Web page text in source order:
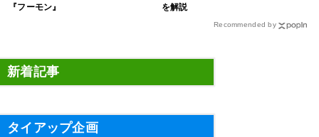
『フーモン』
を解説
Recommended by
新着記事
タイアップ企画